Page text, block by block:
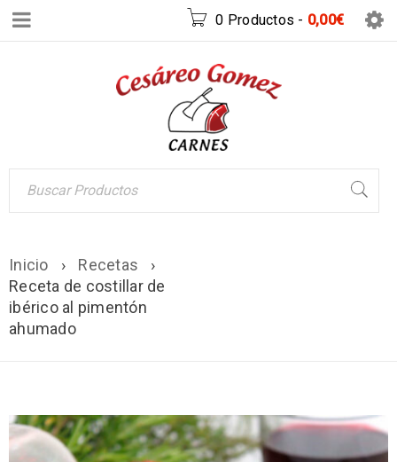
0 Productos - 0,00€
Inicio › Recetas
›
Receta de costillar de
ibérico al pimentón
ahumado